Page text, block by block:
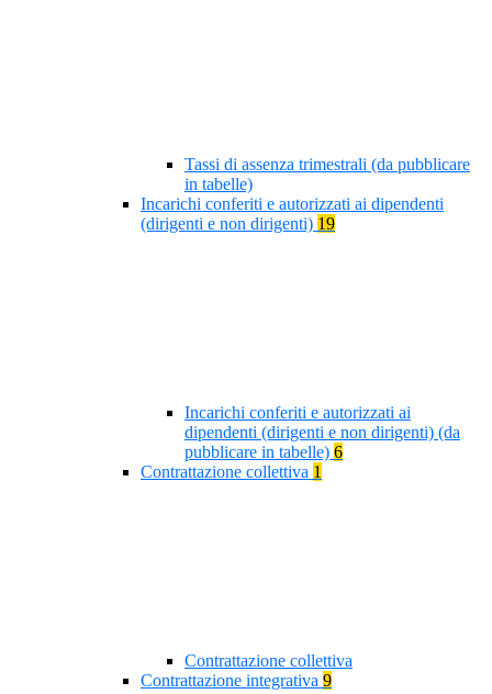
Tassi di assenza trimestrali (da pubblicare
in tabelle)
Incarichi conferiti e autorizzati ai dipendenti
(dirigenti e non dirigenti) 19
Incarichi conferiti e autorizzati ai
dipendenti (dirigenti e non dirigenti) (da
pubblicare in tabelle) 6
Contrattazione collettiva 1
Contrattazione collettiva
Contrattazione integrativa 9